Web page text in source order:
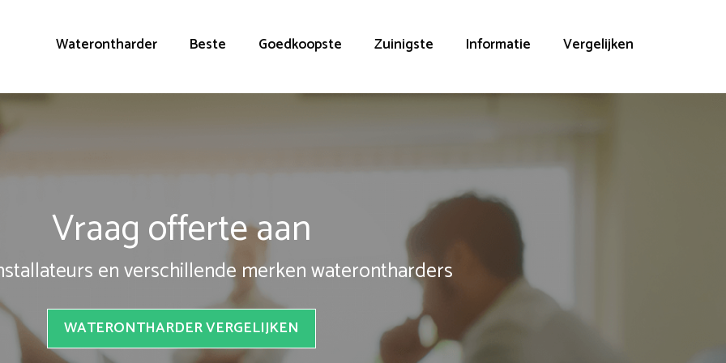
Waterontharder Beste Goedkoopste Zuinigste Informatie Vergelijken
Vraag offerte aan
en verschillende merken waterontharders
WATERONTHARDER VERGELIJKEN